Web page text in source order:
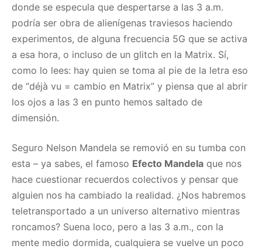
donde se especula que despertarse a las 3 a.m.
podría ser obra de alienígenas traviesos haciendo
experimentos, de alguna frecuencia 5G que se activa
a esa hora, o incluso de un glitch en la Matrix. Sí,
como lo lees: hay quien se toma al pie de la letra eso
de “déjà vu = cambio en Matrix” y piensa que al abrir
los ojos a las 3 en punto hemos saltado de
dimensión.
Seguro Nelson Mandela se removió en su tumba con
esta – ya sabes, el famoso Efecto Mandela que nos
hace cuestionar recuerdos colectivos y pensar que
alguien nos ha cambiado la realidad. ¿Nos habremos
teletransportado a un universo alternativo mientras
roncamos? Suena loco, pero a las 3 a.m., con la
mente medio dormida, cualquiera se vuelve un poco